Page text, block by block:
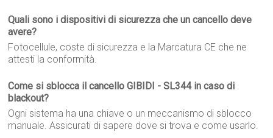
Quali sono i dispositivi di sicurezza che un cancello deve
avere?
Fotocellule, coste di sicurezza e la Marcatura CE che ne
attesti la conformità.
Come si sblocca il cancello GIBIDI - SL344 in caso di
blackout?
Ogni sistema ha una chiave o un meccanismo di sblocco
manuale. Assicurati di sapere dove si trova e come usarlo.